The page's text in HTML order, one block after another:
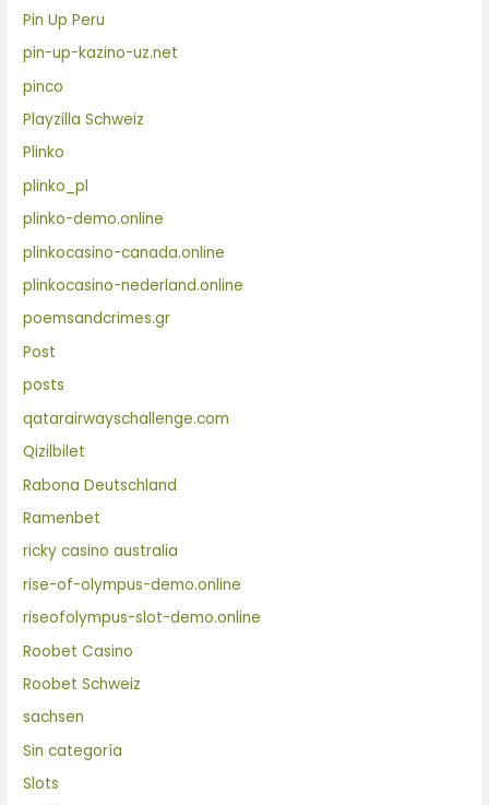
Pin Up Peru
pin-up-kazino-uz.net
pinco
Playzilla Schweiz
Plinko
plinko_pl
plinko-demo.online
plinkocasino-canada.online
plinkocasino-nederland.online
poemsandcrimes.gr
Post
posts
qatarairwayschallenge.com
Qizilbilet
Rabona Deutschland
Ramenbet
ricky casino australia
rise-of-olympus-demo.online
riseofolympus-slot-demo.online
Roobet Casino
Roobet Schweiz
sachsen
Sin categoría
Slots